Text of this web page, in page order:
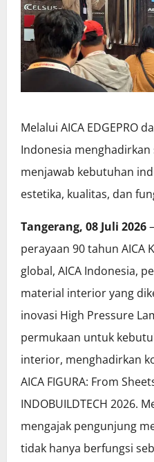
Melalui AICA EDGEPRO
Indonesia
menjawab kebutuhan
estetika, kualitas, dan
Tangerang, 08 Juli 2026
perayaan 90 tahun AICA
global, AICA Indonesia,
material interior yang
inovasi High Pressure
permukaan untuk
interior, menghadirkan
AICA FIGURA: From
INDOBUILDTECH 2026.
mengajak pengunjung
tidak hanya berfungsi